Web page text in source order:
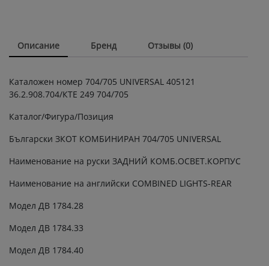
735
стекло
фонаря
на
ЕП011
quantity
Описание Бренд Отзывы (0)
Каталожен номер 704/705 UNIVERSAL 405121
36.2.908.704/КТЕ 249 704/705
Каталог/Фигура/Позиция
Български ЗКОТ КОМБИНИРАН 704/705 UNIVERSAL
Наименование на руски ЗАДНИЙ КОМБ.ОСВЕТ.КОРПУС
Наименование на английски COMBINED LIGHTS-REAR
Модел ДВ 1784.28
Модел ДВ 1784.33
Модел ДВ 1784.40